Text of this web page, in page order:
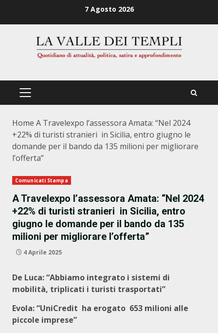
7 Agosto 2026
PRIMÄRES
Home A Travelexpo l’assessora Amata: “Nel 2024
+22% di turisti stranieri in Sicilia, entro giugno le
domande per il bando da 135 milioni per migliorare
l’offerta”
Comunicati Stampa
A Travelexpo l’assessora Amata: “Nel 2024
+22% di turisti stranieri in Sicilia, entro
giugno le domande per il bando da 135
milioni per migliorare l’offerta”
4 Aprile 2025
De Luca: “Abbiamo integrato i sistemi di
mobilità, triplicati i turisti trasportati”
Evola: “UniCredit ha erogato 653 milioni alle
piccole imprese”